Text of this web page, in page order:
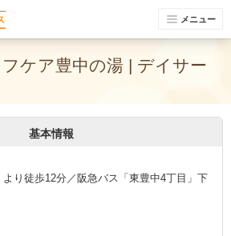
メニュー
ケア豊中の湯 | デイサー
基本情報
り徒歩12分／阪急バス「東豊中4丁目」下